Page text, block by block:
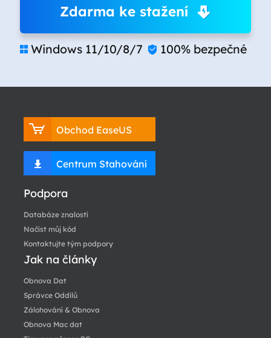
Zdarma ke stažení
 Windows 11/10/8/7  100% bezpečné
Obchod EaseUS
Centrum Stahování
Podpora
Databáze znalostí
Načíst můj kód
Kontaktujte tým podpory
Jak na články
Obnova Dat
Správce Oddílů
Zálohování & Obnova
Obnova Mac dat